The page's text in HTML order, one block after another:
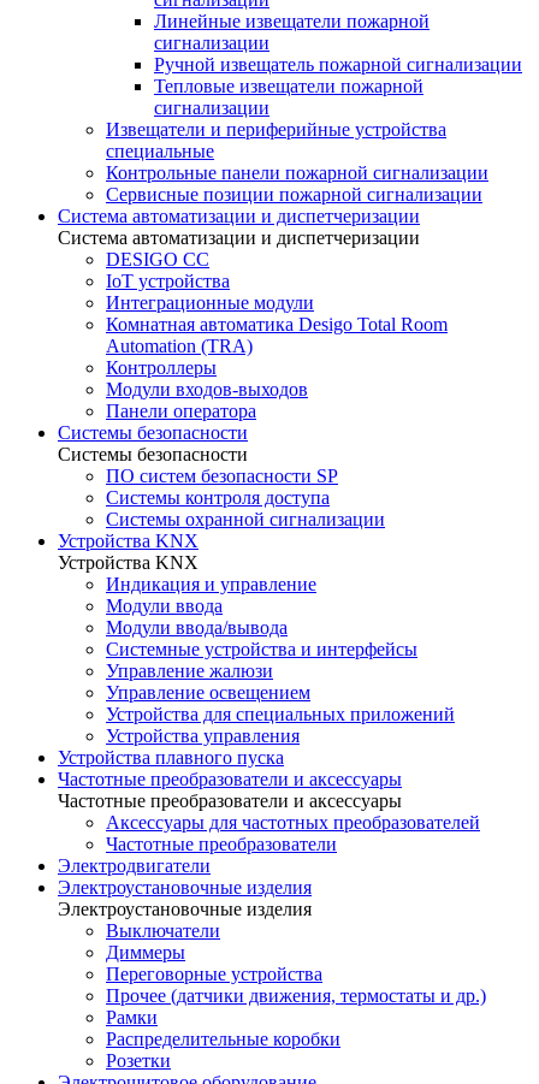
Линейные извещатели пожарной
сигнализации
Ручной извещатель пожарной сигнализации
Тепловые извещатели пожарной
сигнализации
Извещатели и периферийные устройства
специальные
Контрольные панели пожарной сигнализации
Сервисные позиции пожарной сигнализации
Система автоматизации и диспетчеризации
Система автоматизации и диспетчеризации
DESIGO CC
IoT устройства
Интеграционные модули
Комнатная автоматика Desigo Total Room
Automation (TRA)
Контроллеры
Модули входов-выходов
Панели оператора
Системы безопасности
Системы безопасности
ПО систем безопасности SP
Системы контроля доступа
Системы охранной сигнализации
Устройства KNX
Устройства KNX
Индикация и управление
Модули ввода
Модули ввода/вывода
Системные устройства и интерфейсы
Управление жалюзи
Управление освещением
Устройства для специальных приложений
Устройства управления
Устройства плавного пуска
Частотные преобразователи и аксессуары
Частотные преобразователи и аксессуары
Аксессуары для частотных преобразователей
Частотные преобразователи
Электродвигатели
Электроустановочные изделия
Электроустановочные изделия
Выключатели
Диммеры
Переговорные устройства
Прочее (датчики движения, термостаты и др.)
Рамки
Распределительные коробки
Розетки